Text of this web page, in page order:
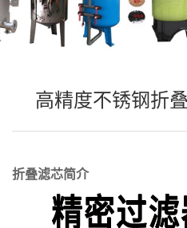
高精度不锈钢折
折叠滤芯简介